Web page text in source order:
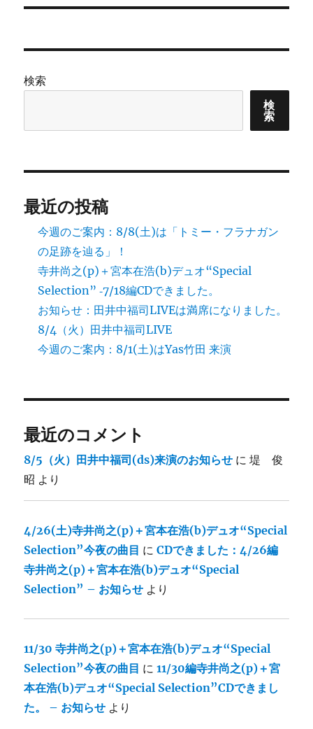
シ
ン
稿:
検索
検
索
最近の投稿
今週のご案内：8/8(土)は「トミー・フラナガン
の足跡を辿る」！
寺井尚之(p)＋宮本在浩(b)デュオ“Special
Selection” ‐7/18編CDできました。
お知らせ：田井中福司LIVEは満席になりました。
8/4（火）田井中福司LIVE
今週のご案内：8/1(土)はYas竹田 来演
最近のコメント
8/5（火）田井中福司(ds)来演のお知らせ に堤 俊
昭 より
4/26(土)寺井尚之(p)＋宮本在浩(b)デュオ“Special
Selection”今夜の曲目 にCDできました：4/26編
寺井尚之(p)＋宮本在浩(b)デュオ“Special
Selection” – お知らせ より
11/30 寺井尚之(p)＋宮本在浩(b)デュオ“Special
Selection”今夜の曲目 に11/30編寺井尚之(p)＋宮
本在浩(b)デュオ“Special Selection”CDできまし
た。 – お知らせ より